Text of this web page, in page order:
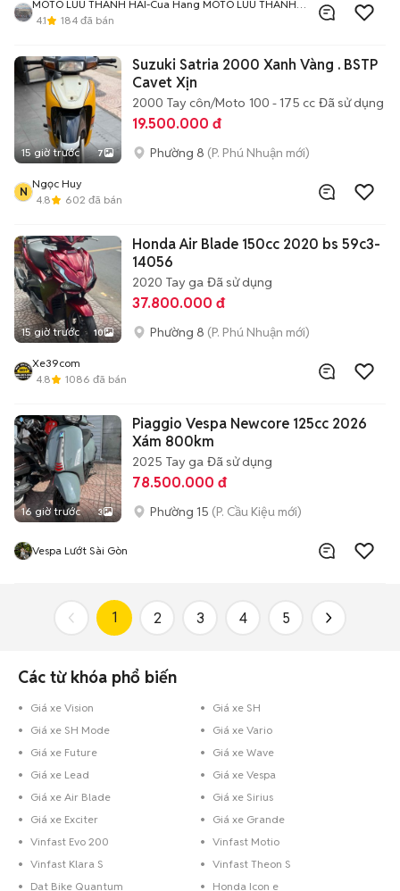
MOTO LUU THANH HAI-Cua Hang MOTO LUU THANH
HAI 77A Hoang Van Thu , PN , TPHCM
4.1 184 đã bán
15 giờ trước 7
Suzuki Satria 2000 Xanh Vàng . BSTP
Cavet Xịn
2000 Tay côn/Moto 100 - 175 cc Đã sử dụng
19.500.000 đ
Phường 8 (P. Phú Nhuận mới)
N
Ngọc Huy
4.8
602 đã bán
15 giờ trước 10
Honda Air Blade 150cc 2020 bs 59c3-
14056
2020 Tay ga Đã sử dụng
37.800.000 đ
Phường 8 (P. Phú Nhuận mới)
Xe39com
4.8
1086 đã bán
16 giờ trước 3
Piaggio Vespa Newcore 125cc 2026
Xám 800km
2025 Tay ga Đã sử dụng
78.500.000 đ
Phường 15 (P. Cầu Kiệu mới)
Vespa Lướt Sài Gòn
1 2 3 4 5
Các từ khóa phổ biến
Giá xe Vision
Giá xe SH
Giá xe SH Mode
Giá xe Vario
Giá xe Future
Giá xe Wave
Giá xe Lead
Giá xe Vespa
Giá xe Air Blade
Giá xe Sirius
Giá xe Exciter
Giá xe Grande
Vinfast Evo 200
Vinfast Motio
Vinfast Klara S
Vinfast Theon S
Dat Bike Quantum
Honda Icon e